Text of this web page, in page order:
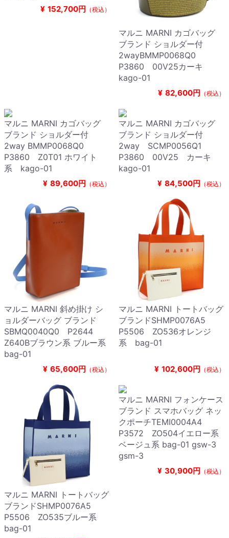
¥ 152,700円 （税込）
マルニ MARNI カゴバッグ
ブランド ショルダー付
2wayBMMP0068Q0
P3860 00V25カーキ
kago-01
¥ 82,600円 （税込）
マルニ MARNI カゴバッグ
ブランド ショルダー付
2way BMMP0068Q0
P3860 Z0T01 ホワイト
系 kago-01
¥ 89,600円 （税込）
マルニ MARNI カゴバッグ
ブランド ショルダー付
2way SCMP0056Q1
P3860 00V25 カーキ
kago-01
¥ 84,500円 （税込）
マルニ MARNI 斜め掛け シ
ョルダーバッグ ブランド
SBMQ0040Q0 P2644
Z640Bブラウン系 ブルー系
bag-01
¥ 65,600円 （税込）
マルニ MARNI トートバッグ
ブランドSHMP0076A5
P5506 ZO536オレンジ
系 bag-01
¥ 102,600円 （税込）
マルニ MARNI トートバッグ
ブランドSHMP0076A5
P5506 ZO535ブルー系
bag-01
マルニ MARNI フォンケース
ブランド スマホバッグ ネッ
クポーチTEMI0004A4
P3572 ZO504イエロー系
ベージュ系 bag-01 gsw-3
gsm-3
¥ 30,900円 （税込）